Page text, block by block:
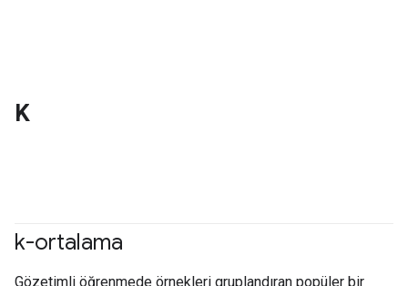
K
k-ortalama
Gözetimli öğrenmede örnekleri gruplandıran popüler bir